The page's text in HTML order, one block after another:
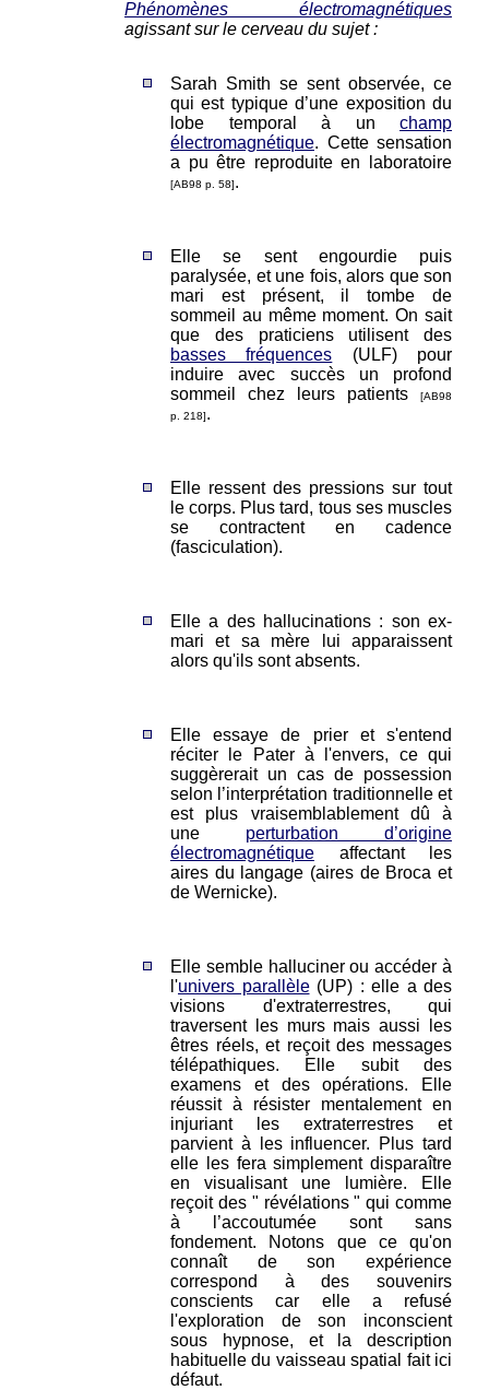
Phénomènes électromagnétiques
agissant sur le cerveau du sujet :
Sarah Smith se sent observée, ce
qui est typique d’une exposition du
lobe temporal à un champ
électromagnétique. Cette sensation
a pu être reproduite en laboratoire
[AB98 p. 58].
Elle se sent engourdie puis
paralysée, et une fois, alors que son
mari est présent, il tombe de
sommeil au même moment. On sait
que des praticiens utilisent des
basses fréquences (ULF) pour
induire avec succès un profond
sommeil chez leurs patients
[AB98
p. 218].
Elle ressent des pressions sur tout
le corps. Plus tard, tous ses muscles
se contractent en cadence
(fasciculation).
Elle a des hallucinations : son ex-
mari et sa mère lui apparaissent
alors qu'ils sont absents.
Elle essaye de prier et s'entend
réciter le Pater à l'envers, ce qui
suggèrerait un cas de possession
selon l’interprétation traditionnelle et
est plus vraisemblablement dû à
une perturbation d’origine
électromagnétique affectant les
aires du langage (aires de Broca et
de Wernicke).
Elle semble halluciner ou accéder à
l'univers parallèle(UP) : elle a des
visions d'extraterrestres, qui
traversent les murs mais aussi les
êtres réels, et reçoit des messages
télépathiques. Elle subit des
examens et des opérations. Elle
réussit à résister mentalement en
injuriant les extraterrestres et
parvient à les influencer. Plus tard
elle les fera simplement disparaître
en visualisant une lumière. Elle
reçoit des " révélations " qui comme
à l’accoutumée sont sans
fondement. Notons que ce qu'on
connaît de son expérience
correspond à des souvenirs
conscients car elle a refusé
l'exploration de son inconscient
sous hypnose, et la description
habituelle du vaisseau spatial fait ici
défaut.